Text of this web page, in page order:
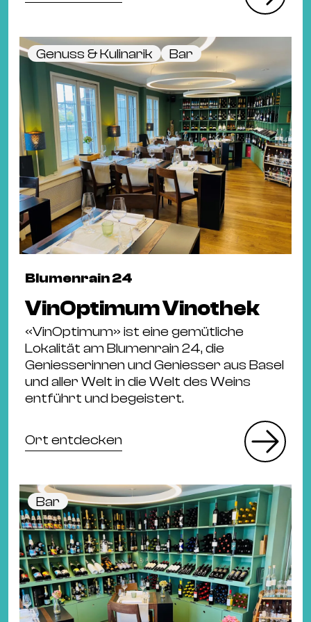
Genuss & Kulinarik Bar
Blumenrain 24
VinOptimum Vinothek
«VinOptimum» ist eine gemütliche
Lokalität am Blumenrain 24, die
Geniesserinnen und Geniesser aus Basel
und aller Welt in die Welt des Weins
entführt und begeistert.
Ort entdecken
Bar